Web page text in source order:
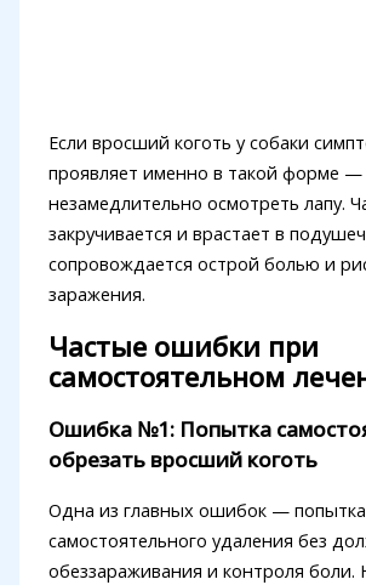
Если вросший коготь у собаки
проявляет именно в такой форме —
незамедлительно осмотреть лапу.
закручивается и врастает в
сопровождается острой болью и
заражения.
Частые ошибки при
самостоятельном
Ошибка №1: Попытка
обрезать вросший коготь
Одна из главных ошибок — попытка
самостоятельного удаления без
обеззараживания и контроля боли.